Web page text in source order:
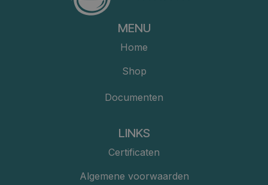
MENU
Home
Shop
Documenten
LINKS
Certificaten
Algemene voorwaarden